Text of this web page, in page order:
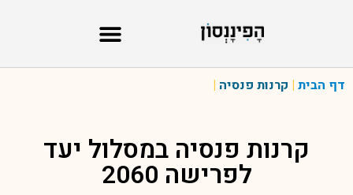
דף הבית | קרנות פנסיה |
קרנות פנסיה במסלול יעד
לפרישה 2060